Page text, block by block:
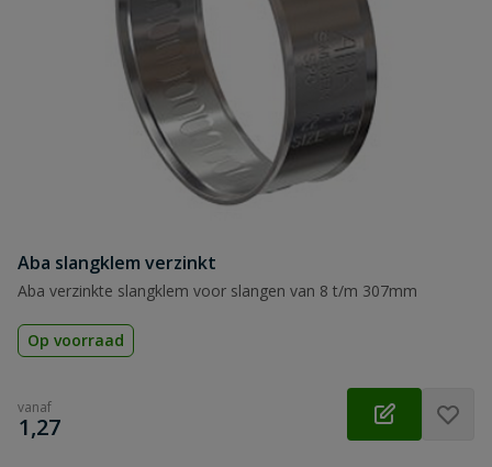
Aba slangklem verzinkt
Aba verzinkte slangklem voor slangen van 8 t/m 307mm
Op voorraad
vanaf
€
1,27